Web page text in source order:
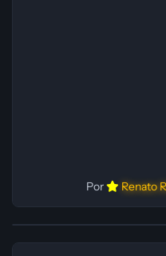
Por Renato